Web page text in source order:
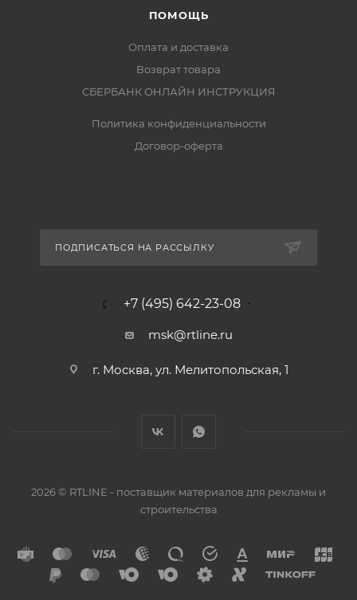
ПОМОЩЬ
Оплата и доставка
Возврат товара
СБЕРБАНК ОНЛАЙН ИНСТРУКЦИЯ
Политика конфиденциальности
Договор-оферта
ПОДПИСАТЬСЯ НА РАССЫЛКУ
+7 (495) 642-23-08
msk@rtline.ru
г. Москва, ул. Мелитопольская, 1
2026 © RTLINE - поставщик материалов для рекламы и
строительства